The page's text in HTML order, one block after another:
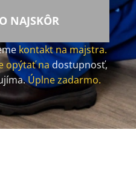
NAJSKÔR
kontakt na majstra.
opýtať nadostupnosť,
Úplne zadarmo.